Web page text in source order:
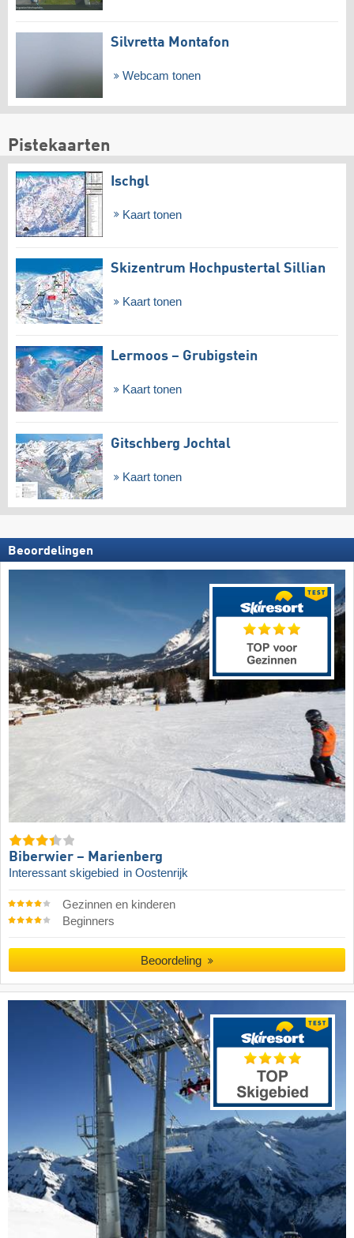
Silvretta Montafon
Webcam tonen
Pistekaarten
Ischgl
Kaart tonen
Skizentrum Hochpustertal Sillian
Kaart tonen
Lermoos – Grubigstein
Kaart tonen
Gitschberg Jochtal
Kaart tonen
Beoordelingen
Biberwier – Marienberg
Interessant skigebied in Oostenrijk
Gezinnen en kinderen
Beginners
Beoordeling